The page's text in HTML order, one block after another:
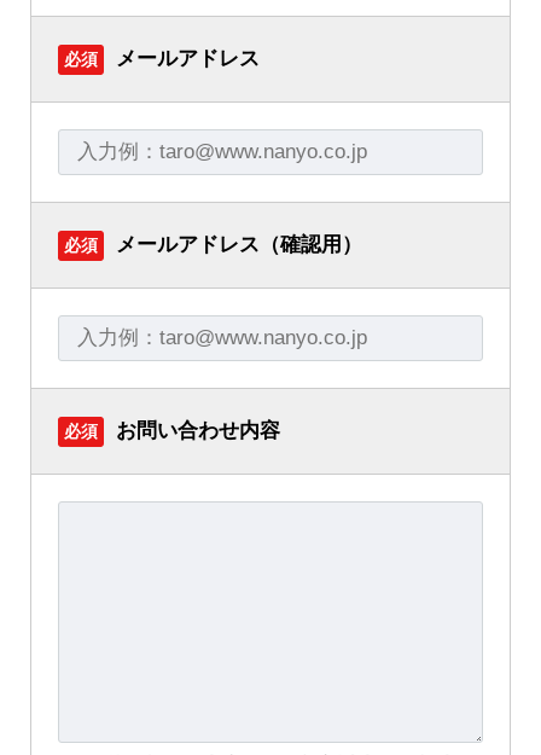
必須 メールアドレス
必須 メールアドレス（確認用）
必須 お問い合わせ内容